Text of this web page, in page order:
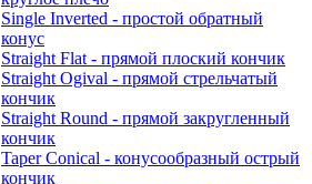
Single Inverted - простой обратный
конус
Straight Flat - прямой плоский кончик
Straight Ogival - прямой стрельчатый
кончик
Straight Round - прямой закругленный
кончик
Taper Conical - конусообразный острый
кончик